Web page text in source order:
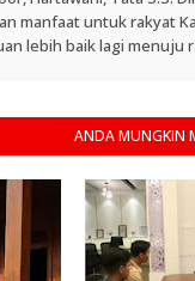
manfaat untuk rakyat
lebih baik lagi menuju
ANDA MUNGKIN